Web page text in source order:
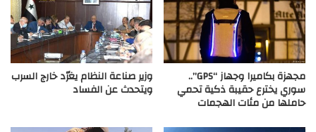
مجهزة بكاميرا وجهاز “GPS”..
سوري يخترع حقيبة ذكية تحمي
حاملها من مئات الهجمات
وزير صناعة النظام يغرّد خارج السرب
ويتحدث عن الفساد